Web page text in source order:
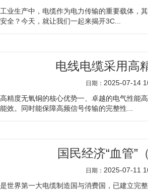
业生产中，电缆作为电力传输的重要载体，
全？今天，就让我们一起来揭开3C...
电线电缆采用高
日期： 2025-07-14
精度无氧铜的核心优势一、卓越的电气性能
效。同时能保障高频信号传输的完整性...
国民经济“血管”
日期： 2025-07-11
世界第一大电缆制造国与消费国，已建立完